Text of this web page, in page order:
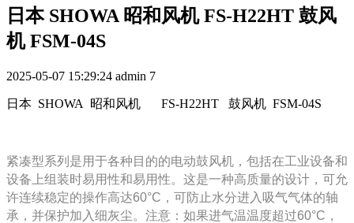
日本 SHOWA 昭和风机 FS-H22HT 鼓风
机 FSM-04S
2025-05-07 15:29:24 admin 7
日本 SHOWA 昭和风机 FS-H22HT 鼓风机 FSM-04S
紧凑型系列是用于各种目的的电动鼓风机，包括在工业设备和
设备上组装时易用性和易用性。这是一种高质量的设计，可允
许连续稳定的操作高达60°C，可防止水分进入吸气气体的轴
承，并保护加入细灰尘。注意：如果进气温温度超过60°C，